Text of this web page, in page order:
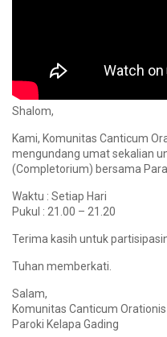
Shalom,
Kami, Komunitas Canticum
mengundang umat sekalian
(Completorium) bersama
Waktu : Setiap Hari
Pukul : 21.00 – 21.20
Terima kasih untuk
Tuhan memberkati.
Salam,
Komunitas Canticum Orationis
Paroki Kelapa Gading